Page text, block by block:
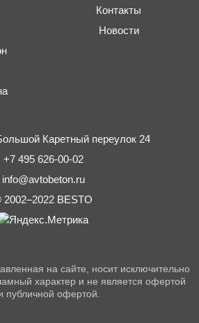
Контакты
Новости
Каретный переулок 24
+7 495 626-00-02
info@avtobeton.ru
2002–2022 BESTO
на сайте, носит исключительно
характер и не является офертой
публичной офертой.